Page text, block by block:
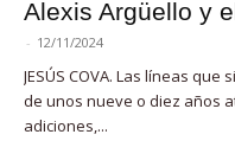
Alexis Argüello y
- 12/11/2024
JESÚS COVA. Las líneas
de unos nueve o diez años
adiciones,...